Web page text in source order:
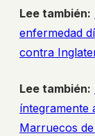
Lee también:
enfermedad
contra
Lee también:
íntegramente
Marruecos